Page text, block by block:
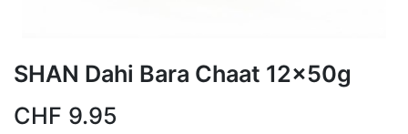
SHAN Dahi Bara Chaat 12x50g
CHF 9.95